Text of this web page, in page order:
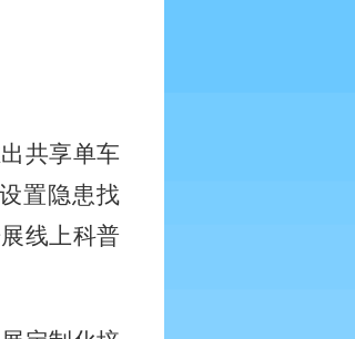
共享单车
置隐患找
线上科普